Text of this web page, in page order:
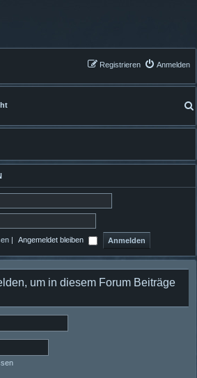
Anmelden
Registrieren
| Angemeldet bleiben
um in diesem Forum Beiträge